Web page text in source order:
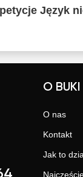
Język
O BUKI
O nas
Kontakt
Jak to